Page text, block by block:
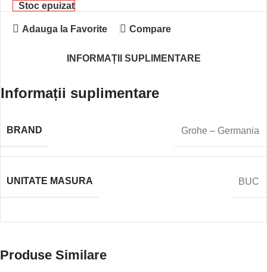
Stoc epuizat
Adauga la Favorite Compare
INFORMAȚII SUPLIMENTARE
Informații suplimentare
BRAND Grohe – Germania
UNITATE MASURA BUC
Produse Similare